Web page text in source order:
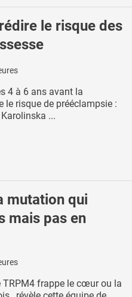
le risque des
4 à 6 ans avant la
le risque de prééclampsie :
...
mutation qui
mais pas en
TRPM4 frappe le cœur ou la